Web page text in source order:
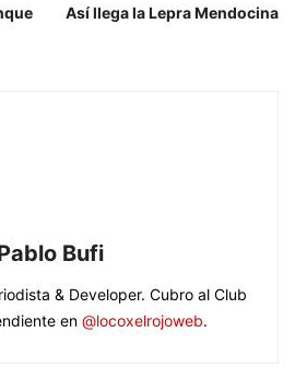
Así llega la Lepra Mendocina
Bufi
& Developer. Cubro al Club
en @locoxelrojoweb.